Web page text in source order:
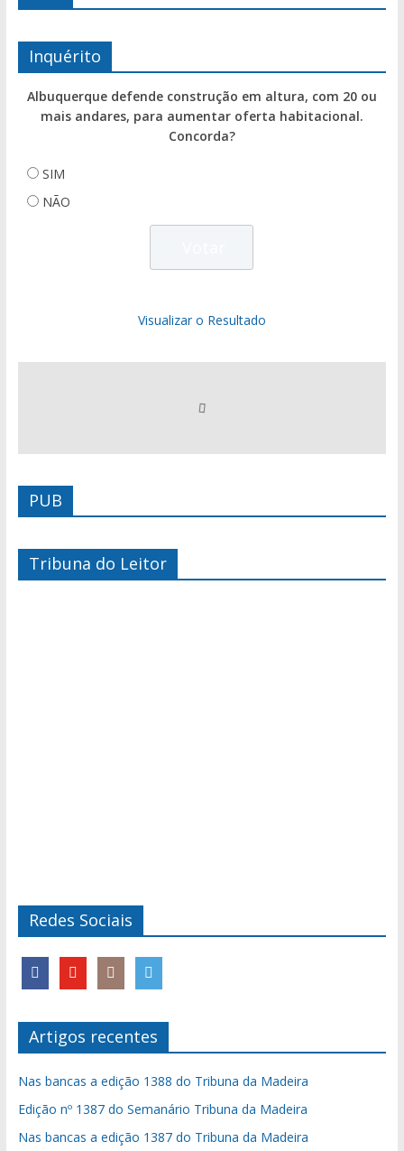
Inquérito
Albuquerque defende construção em altura, com 20 ou
mais andares, para aumentar oferta habitacional.
Concorda?
SIM
NÃO
Visualizar o Resultado
PUB
Tribuna do Leitor
Redes Sociais
Artigos recentes
Nas bancas a edição 1388 do Tribuna da Madeira
Edição nº 1387 do Semanário Tribuna da Madeira
Nas bancas a edição 1387 do Tribuna da Madeira